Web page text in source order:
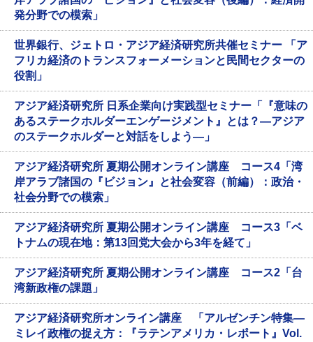
発分野での模索」
世界銀行、ジェトロ・アジア経済研究所共催セミナー 「ア
フリカ経済のトランスフォーメーションと民間セクターの
役割」
アジア経済研究所 日系企業向け実践型セミナー「『意味の
あるステークホルダーエンゲージメント』とは？―アジア
のステークホルダーと対話をしよう―」
アジア経済研究所 夏期公開オンライン講座 コース4「湾
岸アラブ諸国の『ビジョン』と社会変容（前編）：政治・
社会分野での模索」
アジア経済研究所 夏期公開オンライン講座 コース3「ベ
トナムの現在地：第13回党大会から3年を経て」
アジア経済研究所 夏期公開オンライン講座 コース2「台
湾新政権の課題」
アジア経済研究所オンライン講座 「アルゼンチン特集―
ミレイ政権の捉え方：『ラテンアメリカ・レポート』Vol.